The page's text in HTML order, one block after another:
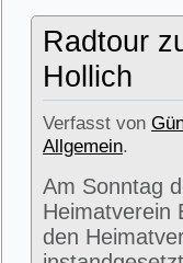
Radtour
Hollich
Verfasst von
Allgemein.
Am Sonntag
Heimatverein
den